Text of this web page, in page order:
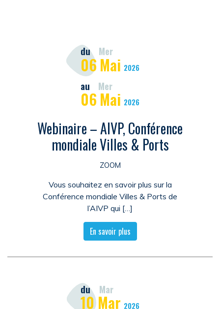
du Mer
06 Mai 2026
au Mer
06 Mai 2026
Webinaire – AIVP, Conférence
mondiale Villes & Ports
ZOOM
Vous souhaitez en savoir plus sur la
Conférence mondiale Villes & Ports de
l’AIVP qui […]
En savoir plus
du Mar
10 Mar 2026